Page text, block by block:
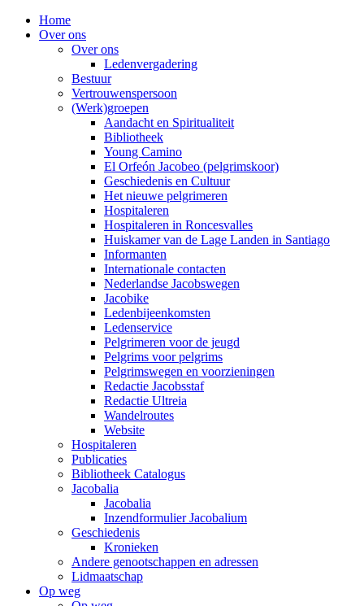
Home
Over ons
Over ons
Ledenvergadering
Bestuur
Vertrouwenspersoon
(Werk)groepen
Aandacht en Spiritualiteit
Bibliotheek
Young Camino
El Orfeón Jacobeo (pelgrimskoor)
Geschiedenis en Cultuur
Het nieuwe pelgrimeren
Hospitaleren
Hospitaleren in Roncesvalles
Huiskamer van de Lage Landen in Santiago
Informanten
Internationale contacten
Nederlandse Jacobswegen
Jacobike
Ledenbijeenkomsten
Ledenservice
Pelgrimeren voor de jeugd
Pelgrims voor pelgrims
Pelgrimswegen en voorzieningen
Redactie Jacobsstaf
Redactie Ultreia
Wandelroutes
Website
Hospitaleren
Publicaties
Bibliotheek Catalogus
Jacobalia
Jacobalia
Inzendformulier Jacobalium
Geschiedenis
Kronieken
Andere genootschappen en adressen
Lidmaatschap
Op weg